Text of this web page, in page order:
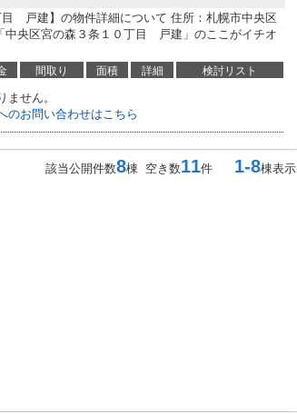
目 戸建】の物件詳細について 住所：札幌市中央区
央区宮の森３条１０丁目 戸建」のここがイチオ
間取り 面積 詳細 検討リスト
ません。
お問い合わせはこちら
該当公開件数8棟 空き数11件 1-8棟表示